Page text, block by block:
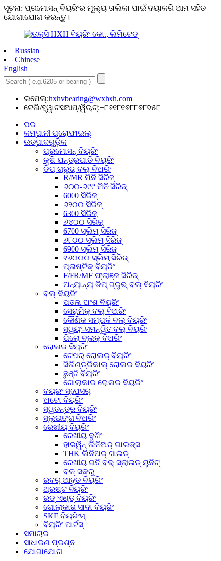
ସୂଚନା: ପ୍ରମୋସନ୍ ବିୟରିଂର ମୂଲ୍ୟ ତାଲିକା ପାଇଁ ଦୟାକରି ଆମ ସହିତ
ଯୋଗାଯୋଗ କରନ୍ତୁ।
Russian
Chinese
English
ଇମେଲ୍:hxhvbearing@wxhxh.com
ଟେଲି/ହ୍ୱାଟସଆପ୍/ୱିଚାଟ୍:+୮୬୧୮୧୬୮୮୬୮୭୫୮
ଘର
କମ୍ପାନୀ ପ୍ରୋଫାଇଲ୍
ଉତ୍ପାଦଗୁଡ଼ିକ
ପ୍ରମୋସନ୍ ବିୟରିଂ
କୃଷି ଯନ୍ତ୍ରପାତି ବିୟରିଂ
ଡିପ୍ ଗ୍ରୁଭ୍ ବଲ୍ ବିଅରିଂ
R/MR ମିନି ସିରିଜ୍
୬୦୦-୬୯୯ ମିନି ସିରିଜ୍
6000 ସିରିଜ୍
୬୨୦୦ ସିରିଜ୍
6300 ସିରିଜ୍
୬୪୦୦ ସିରିଜ୍
6700 ସ୍ଲିମ୍ ସିରିଜ୍
୬୮୦୦ ସ୍ଲିମ୍ ସିରିଜ୍
6900 ସ୍ଲିମ୍ ସିରିଜ୍
୧୬୦୦୦ ସ୍ଲିମ୍ ସିରିଜ୍
ପ୍ଲାଷ୍ଟିକ୍ ବିୟରିଂ
F/FR/MF ଫ୍ଲାଞ୍ଜ ସିରିଜ୍
ଅନ୍ୟାନ୍ୟ ଡିପ୍ ଗ୍ରୁଭ୍ ବଲ୍ ବିୟରିଂ
ବଲ୍ ବିୟରିଂ
ପତଳା ଅଂଶ ବିୟରିଂ
ସେରାମିକ୍ ବଲ୍ ବିଅରିଂ
କୌଣିକ ସମ୍ପର୍କ ବଲ୍ ବିୟରିଂ
ସ୍ୱୟଂ-ସମନ୍ୱିତ ବଲ୍ ବିୟରିଂ
ପିଲୋ ବ୍ଲକ୍ ବିଅରିଂ
ରୋଲର ବିୟରିଂ
ଟେପର୍ ରୋଲର୍ ବିୟରିଂ
ସିଲିଣ୍ଡ୍ରିକାଲ୍ ରୋଲର ବିୟରିଂ
ଛୁଞ୍ଚି ବିୟରିଂ
ଗୋଲାକାର ରୋଲର ବିୟରିଂ
ବିୟରିଂ ସ୍ପେସର୍
ଅଟୋ ବିୟରିଂ
ସ୍ୱତନ୍ତ୍ର ବିୟରିଂ
ସ୍ଲୁଇଙ୍ଗ ବିଅରିଂ
ରେଖୀୟ ବିୟରିଂ
ରେଖୀୟ ବୁଶିଂ
ହାଇୱିନ୍ ଲିନିଅର୍ ଗାଇଡ୍ସ
THK ଲିନିଅର୍ ଗାଇଡ୍
ରେଖୀୟ ଗତି ବଲ୍ ସ୍ଲାଇଡ୍ ୟୁନିଟ୍
ବଲ୍ ସ୍କ୍ରୁ
ରବର୍ ଆବୃତ ବିୟରିଂ
ଥ୍ରଷ୍ଟ ବିୟରିଂ
ରଡ୍ ଏଣ୍ଡ୍ ବିୟରିଂ
ଗୋଲାକାର ସାଦା ବିୟରିଂ
SKF ବିୟରିଂସ୍
ବିୟରିଂ ପାର୍ଟସ୍
ସମାଚାର
ସାଧାରଣ ପ୍ରଶ୍ନ
ଯୋଗାଯୋଗ